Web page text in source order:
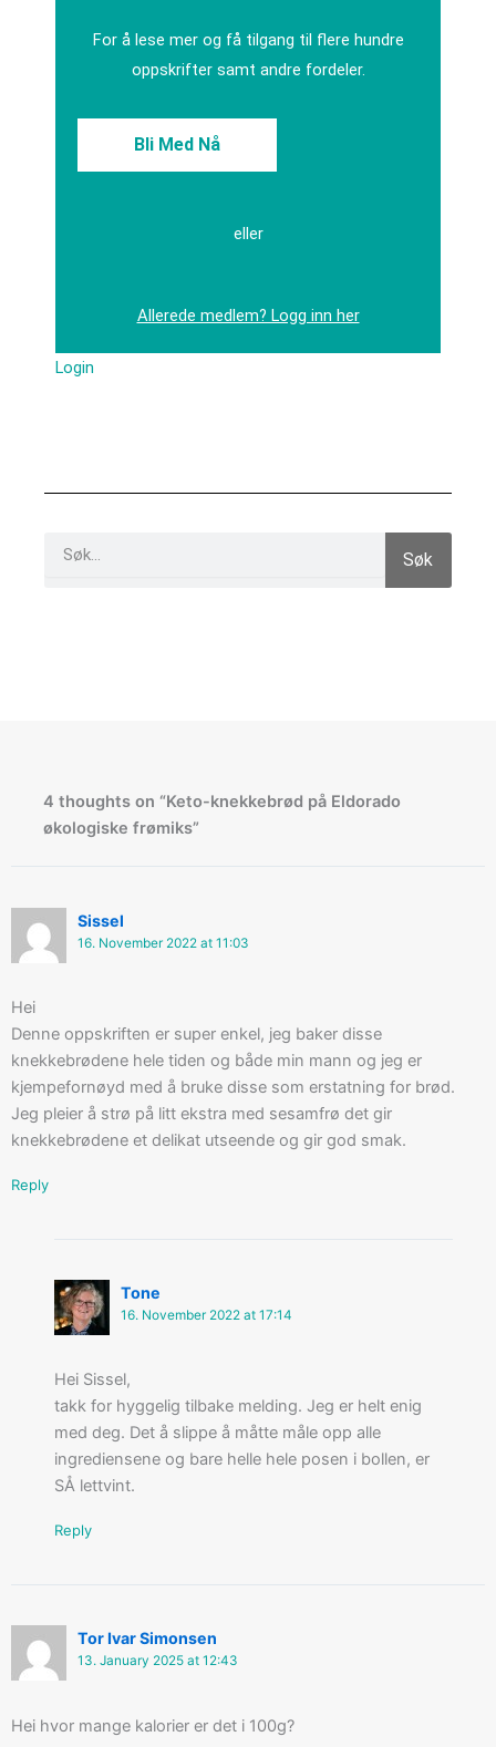
For å lese mer og få tilgang til flere hundre
oppskrifter samt andre fordeler.
Bli Med Nå
eller
Allerede medlem? Logg inn her
Login
Søk
4 thoughts on “Keto-knekkebrød på Eldorado
økologiske frømiks”
Sissel
16. November 2022 at 11:03
Hei
Denne oppskriften er super enkel, jeg baker disse
knekkebrødene hele tiden og både min mann og jeg er
kjempefornøyd med å bruke disse som erstatning for brød.
Jeg pleier å strø på litt ekstra med sesamfrø det gir
knekkebrødene et delikat utseende og gir god smak.
Reply
Tone
16. November 2022 at 17:14
Hei Sissel,
takk for hyggelig tilbake melding. Jeg er helt enig
med deg. Det å slippe å måtte måle opp alle
ingrediensene og bare helle hele posen i bollen, er
SÅ lettvint.
Reply
Tor Ivar Simonsen
13. January 2025 at 12:43
Hei hvor mange kalorier er det i 100g?